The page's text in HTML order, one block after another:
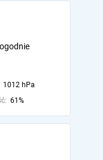
1012 hPa
61%